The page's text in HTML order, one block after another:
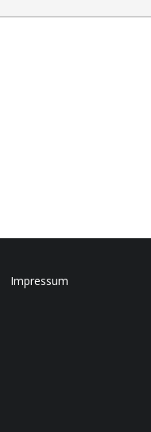
Impressum